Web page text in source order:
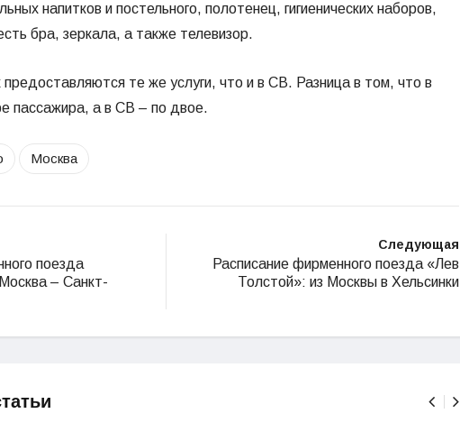
напитков и постельного, полотенец, гигиенических наборов,
бра, зеркала, а также телевизор.
предоставляются те же услуги, что и в СВ. Разница в том, что в
пассажира, а в СВ – по двое.
Москва
поезда
– Санкт-
Следующая
Расписание фирменного поезда «Лев
Толстой»: из Москвы в Хельсинки